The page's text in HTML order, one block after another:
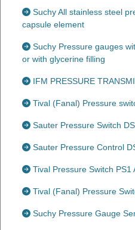
Suchy All stainless steel
capsule element
Suchy Pressure gauges
or with glycerine filling
IFM PRESSURE
Tival (Fanal) Pressure
Sauter Pressure Switch
Sauter Pressure Control
Tival Pressure Switch PS1
Tival (Fanal) Pressure
Suchy Pressure Gauge